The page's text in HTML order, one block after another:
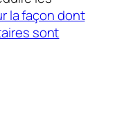
la façon dont
sont